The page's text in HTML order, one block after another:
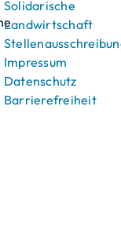
Solidarische
Landwirtschaft
Impressum
Datenschutz
Barrierefreiheit